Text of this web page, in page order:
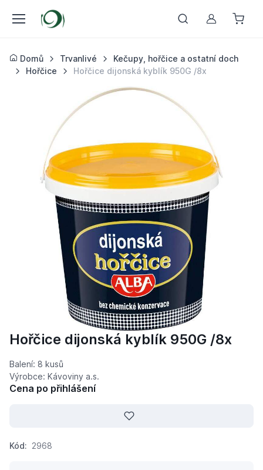
Můj účet
Domů Trvanlivé
Kečupy, hořčice a ostatní doch
Hořčice
Hořčice dijonská kyblík 950G /8x
Hořčice dijonská kyblík 950G /8x
Balení: 8 kusů
Výrobce: Kávoviny a.s.
Cena po přihlášení
Kód: 2968